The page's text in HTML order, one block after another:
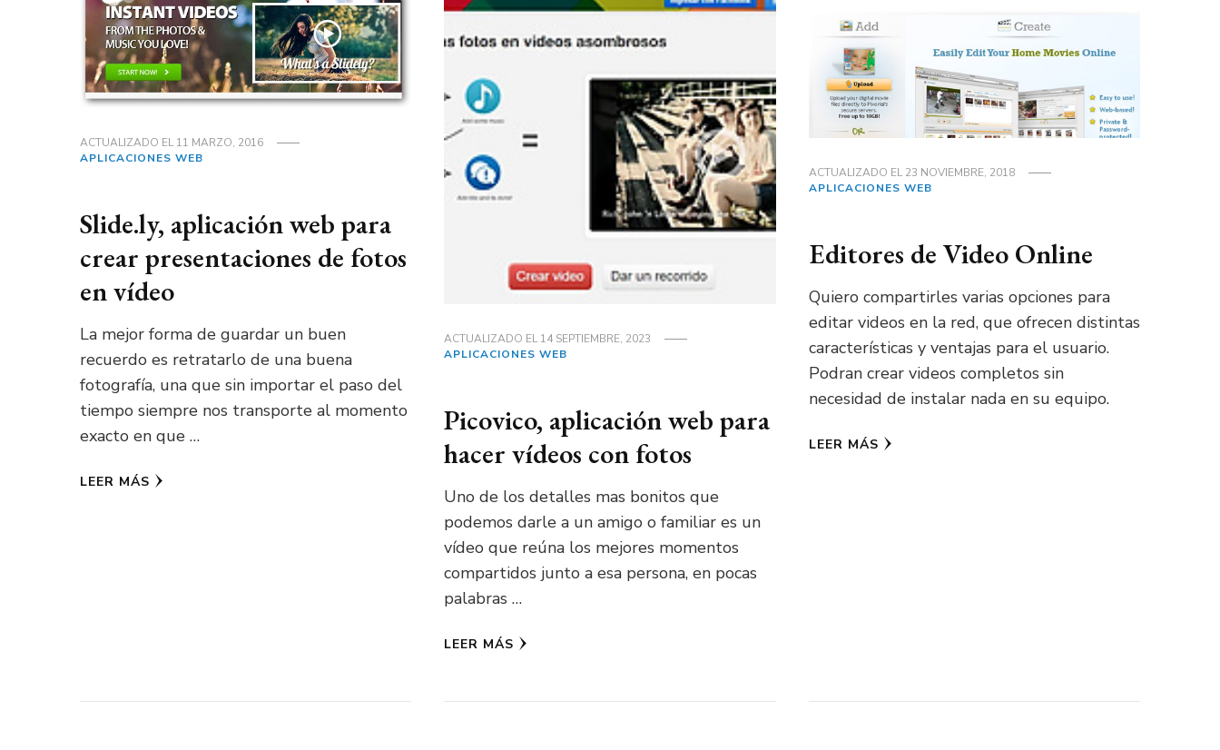
ACTUALIZADO EL11 MARZO, 2016
APLICACIONES WEB
Slide.ly, aplicación web para
crear presentaciones de fotos
en vídeo
La mejor forma de guardar un buen
recuerdo es retratarlo de una buena
fotografía, una que sin importar el paso del
tiempo siempre nos transporte al momento
exacto en que …
LEER MÁS
ACTUALIZADO EL14 SEPTIEMBRE, 2023
APLICACIONES WEB
Picovico, aplicación web para
hacer vídeos con fotos
Uno de los detalles mas bonitos que
podemos darle a un amigo o familiar es un
vídeo que reúna los mejores momentos
compartidos junto a esa persona, en pocas
palabras …
LEER MÁS
ACTUALIZADO EL23 NOVIEMBRE, 2018
APLICACIONES WEB
Editores de Video Online
Quiero compartirles varias opciones para
editar videos en la red, que ofrecen distintas
características y ventajas para el usuario.
Podran crear videos completos sin
necesidad de instalar nada en su equipo.
LEER MÁS